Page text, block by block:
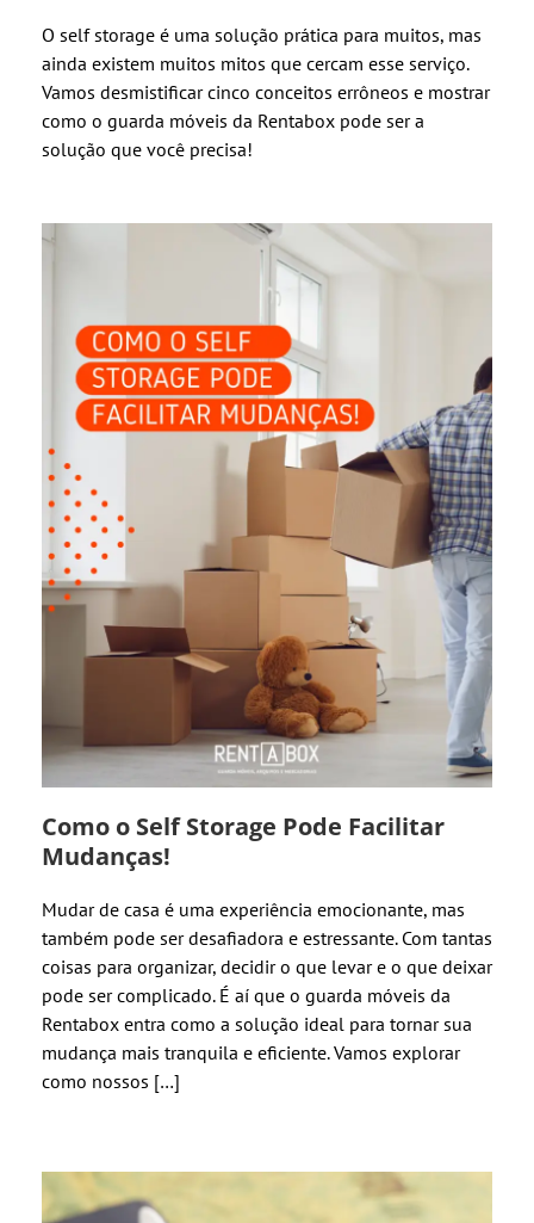
O self storage é uma solução prática para muitos, mas
ainda existem muitos mitos que cercam esse serviço.
Vamos desmistificar cinco conceitos errôneos e mostrar
como o guarda móveis da Rentabox pode ser a
solução que você precisa!
Como o Self Storage Pode Facilitar
Mudanças!
Mudar de casa é uma experiência emocionante, mas
também pode ser desafiadora e estressante. Com tantas
coisas para organizar, decidir o que levar e o que deixar
pode ser complicado. É aí que o guarda móveis da
Rentabox entra como a solução ideal para tornar sua
mudança mais tranquila e eficiente. Vamos explorar
como nossos […]